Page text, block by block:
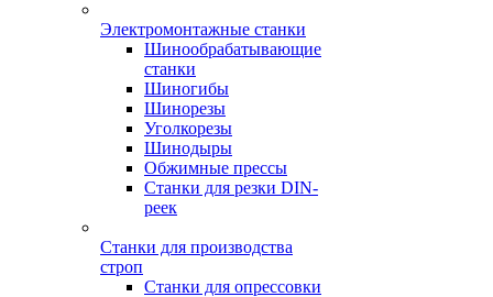
Электромонтажные станки
Шинообрабатывающие
станки
Шиногибы
Шинорезы
Уголкорезы
Шинодыры
Обжимные прессы
Станки для резки DIN-
реек
Станки для производства
строп
Станки для опрессовки